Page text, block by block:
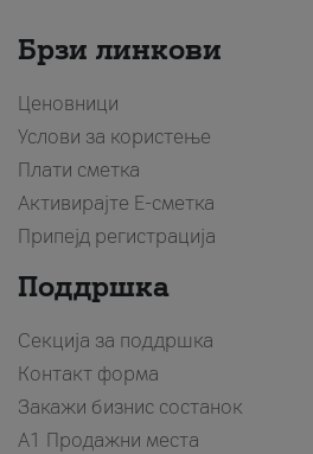
Брзи линкови
Ценовници
Услови за користење
Плати сметка
Активирајте Е-сметка
Припејд регистрација
Поддршка
Секција за поддршка
Контакт форма
Закажи бизнис состанок
A1 Продажни места